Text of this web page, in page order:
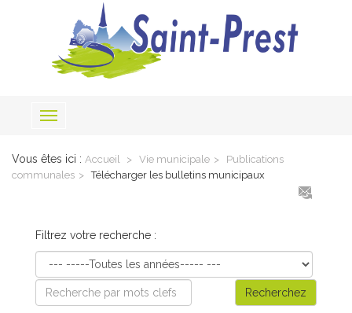
Toggle
Vous êtes ici : Accueil Vie municipale
Publications
communales
Télécharger les bulletins municipaux
Filtrez votre recherche :
Recherchez